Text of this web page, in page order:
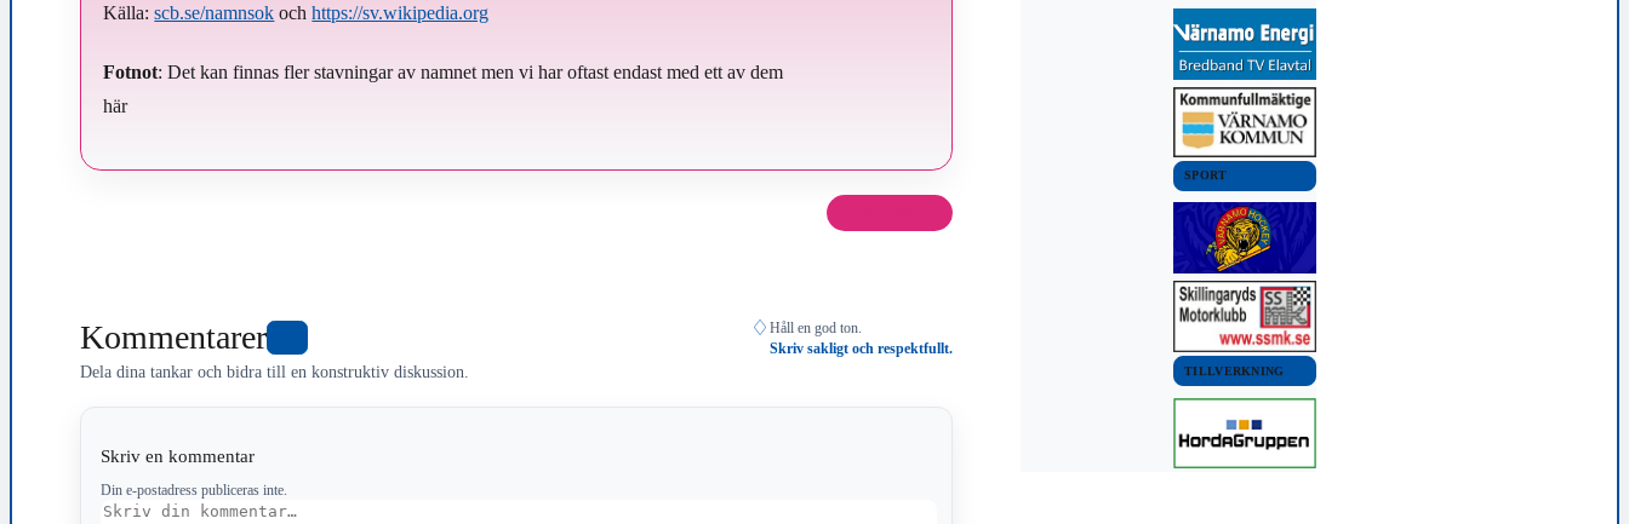
Källa:scb.se/namnsok ochhttps://sv.wikipedia.org
Fotnot: Det kan finnas fler stavningar av namnet men vi har oftast endast med ett av dem
här
Kommentarer
Dela dina tankar och bidra till en konstruktiv diskussion.
♢ Håll en god ton.
Skriv sakligt och respektfullt.
Skriv en kommentar
Din e-postadress publiceras inte.
Kommentar
SPORT
TILLVERKNING